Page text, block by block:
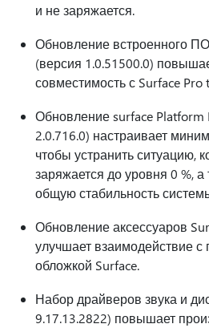
и не заряжается.
Обновление встроенного
(версия 1.0.51500.0)
совместимость с Surface Pro
Обновление surface Platform
2.0.716.0) настраивает
чтобы устранить ситуацию,
заряжается до уровня 0 %,
общую стабильность
Обновление аксессуаров
улучшает взаимодействие с
обложкой Surface.
Набор драйверов звука и
9.17.13.2822) повышает